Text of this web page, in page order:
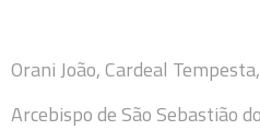
Orani João, Cardeal
Arcebispo de São Sebastião